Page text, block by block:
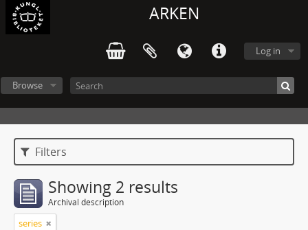
ARKEN
Log in
Browse
Filters
Showing 2 results
Archival description
series